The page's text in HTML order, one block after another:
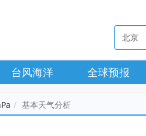
台风海洋 全球预报
基本天气分析